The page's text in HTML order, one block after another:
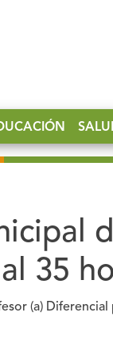
35
(a) Diferencial